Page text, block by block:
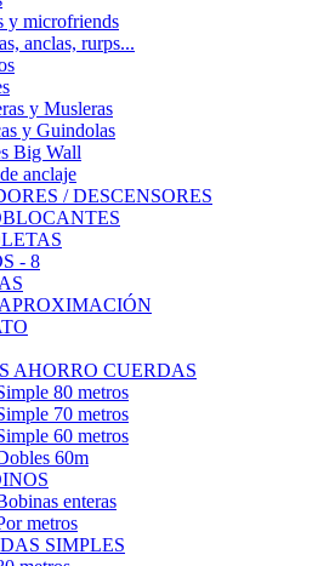
y microfriends
anclas, rurps...
y Musleras
y Guindolas
Big Wall
anclaje
/ DESCENSORES
- 8
AHORRO CUERDAS
80 metros
70 metros
60 metros
60m
enteras
metros
SIMPLES